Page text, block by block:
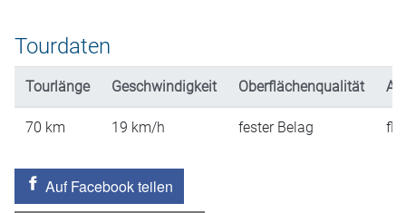
Tourdaten
Tourlänge Geschwindigkeit Oberflächenqualität
70 km 19 km/h fester Belag
Auf Facebook teilen